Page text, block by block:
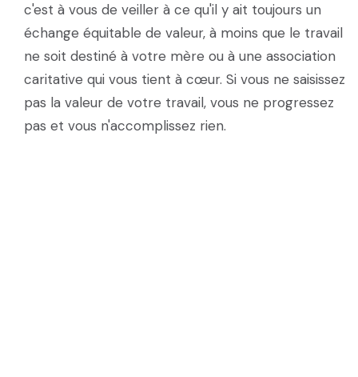
c'est à vous de veiller à ce qu'il y ait toujours un
échange équitable de valeur, à moins que le travail
ne soit destiné à votre mère ou à une association
caritative qui vous tient à cœur. Si vous ne saisissez
pas la valeur de votre travail, vous ne progressez
pas et vous n'accomplissez rien.